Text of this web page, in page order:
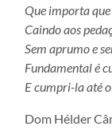
Que importa
Caindo aos
Sem aprumo e
Fundamental é
E cumpri-la até o
Dom Hélder